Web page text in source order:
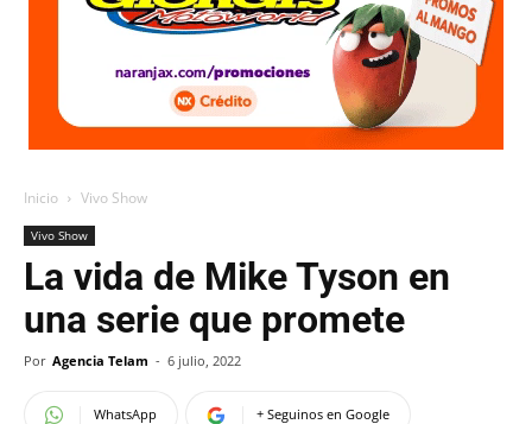
Inicio Vivo Show
Vivo Show
La vida de Mike Tyson en
una serie que promete
Por Agencia Telam - 6 julio, 2022
WhatsApp + Seguinos en Google